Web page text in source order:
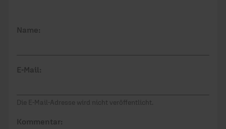
Name:
E-Mail:
Die E-Mail-Adresse wird nicht veröffentlicht.
Kommentar: